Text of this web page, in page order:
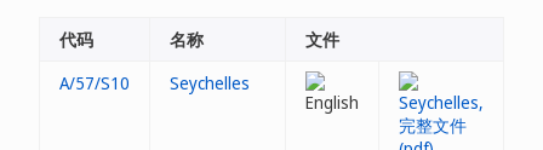
代码 名称
文件
A/57/S10
Seychelles